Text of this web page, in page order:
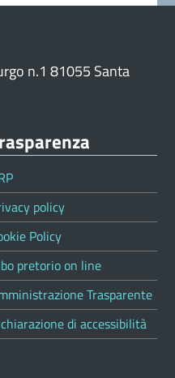
n.1 81055 Santa
policy
Policy
pretorio on line
Trasparente
di accessibilità